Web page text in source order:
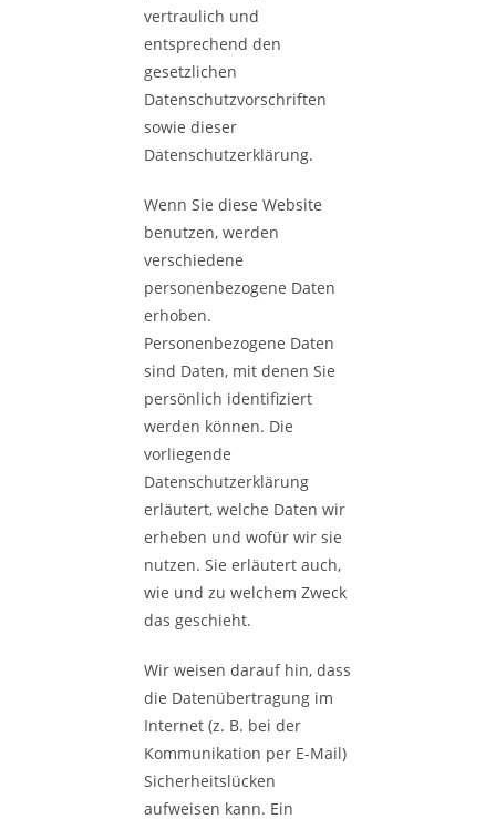
vertraulich und
entsprechend den
gesetzlichen
Datenschutzvorschriften
sowie dieser
Datenschutzerklärung.
Wenn Sie diese Website
benutzen, werden
verschiedene
personenbezogene Daten
erhoben.
Personenbezogene Daten
sind Daten, mit denen Sie
persönlich identifiziert
werden können. Die
vorliegende
Datenschutzerklärung
erläutert, welche Daten wir
erheben und wofür wir sie
nutzen. Sie erläutert auch,
wie und zu welchem Zweck
das geschieht.
Wir weisen darauf hin, dass
die Datenübertragung im
Internet (z. B. bei der
Kommunikation per E-Mail)
Sicherheitslücken
aufweisen kann. Ein